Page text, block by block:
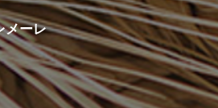
メーレ